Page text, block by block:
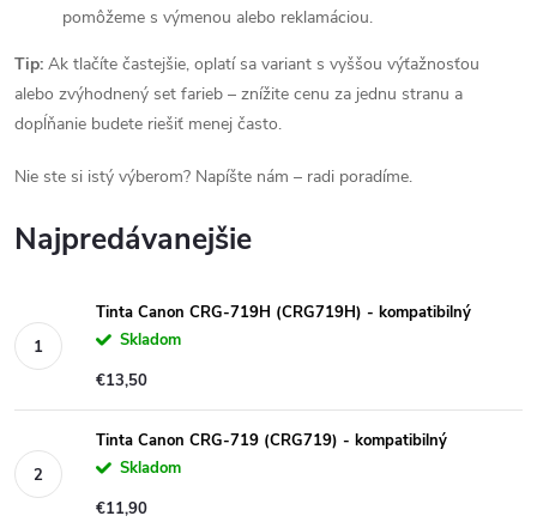
pomôžeme s výmenou alebo reklamáciou.
Tip: Ak tlačíte častejšie, oplatí sa variant s vyššou výťažnosťou
alebo zvýhodnený set farieb – znížite cenu za jednu stranu a
dopĺňanie budete riešiť menej často.
Nie ste si istý výberom? Napíšte nám – radi poradíme.
Najpredávanejšie
Tinta Canon CRG-719H (CRG719H) - kompatibilný
Skladom
€13,50
Tinta Canon CRG-719 (CRG719) - kompatibilný
Skladom
€11,90